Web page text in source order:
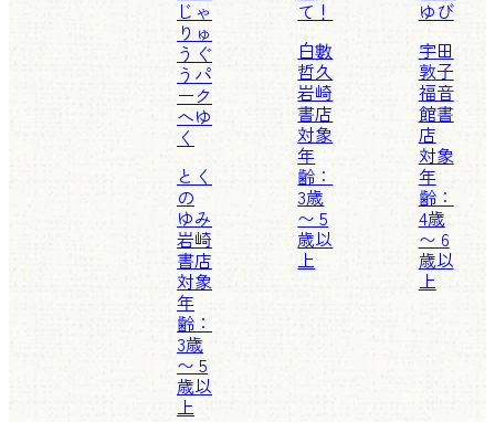
じゃ
りゅ
うぐ
うパ
ーク
へゆ
く
とく
の
ゆみ
岩崎
書店
対象
年
齢：
3歳
〜 5
歳以
上
て！
白數
哲久
岩崎
書店
対象
年
齢：
3歳
〜 5
歳以
上
ゆび
宇田
敦子
福音
館書
店
対象
年
齢：
4歳
〜 6
歳以
上